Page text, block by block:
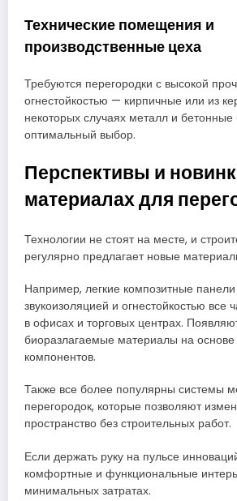
Технические помещения и
производственные цеха
Требуются перегородки с высокой
огнестойкостью — кирпичные или из
некоторых случаях металл и
оптимальный выбор.
Перспективы и
материалах для
Технологии не стоят на месте, и
регулярно предлагает новые
Например, легкие композитные
звукоизоляцией и огнестойкостью
в офисах и торговых центрах.
биоразлагаемые материалы на
компонентов.
Также все более популярны системы
перегородок, которые позволяют
пространство без строительных работ.
Если держать руку на пульсе
комфортные и функциональные
минимальных затратах.